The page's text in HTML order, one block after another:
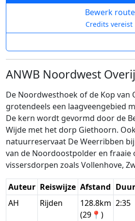
Bewerk route
Credits vereist
ANWB Noordwest
De Noordwesthoek of de Kop van
grotendeels een laagveengebied
De kern wordt gevormd door de
Wijde met het dorp Giethoorn.
natuurreservaat De Weerribben
van de Noordoostpolder en fraaie
vissersdorpen zoals Vollenhove,
Auteur Reiswijze Afstand Duur
AH
Rijden
128.8km
(29📍)
2:35